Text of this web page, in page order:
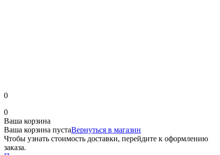
0
0
Ваша корзина
Ваша корзина пустаВернуться в магазин
Чтобы узнать стоимость доставки, перейдите к оформлению
заказа.